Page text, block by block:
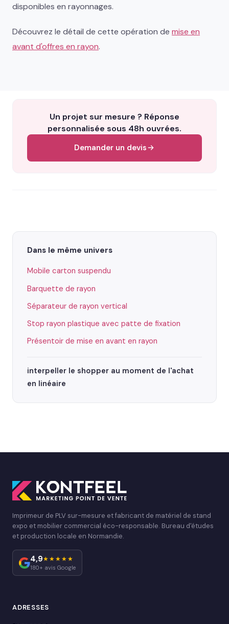
disponibles en rayonnages.
Découvrez le détail de cette opération de mise en
avant d'offres en rayon.
Un projet sur mesure ? Réponse
personnalisée sous 48h ouvrées.
Demander un devis
Dans le même univers
Mobile carton suspendu
Barquette de rayon
Séparateur de rayon vertical
Stop rayon plastique avec patte de fixation
Présentoir de mise en avant en rayon
interpeller le shopper au moment de l'achat
en linéaire
Imprimeur de PLV sur-mesure et fabricant de matériel de stand
expo et mobilier commercial éco-responsable. Bureau d'études
et production locale en Normandie.
4,9★★★★★
180+ avis Google
ADRESSES